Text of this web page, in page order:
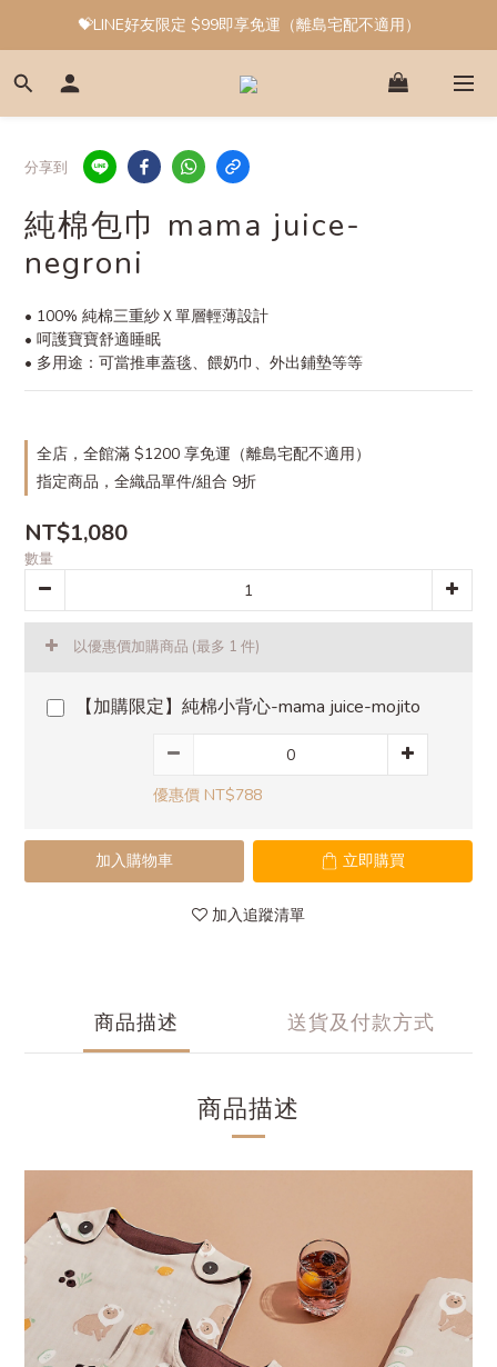
💝LINE好友限定 $99即享免運（離島宅配不適用）
分享到
純棉包巾 mama juice-
negroni
• 100% 純棉三重紗Ｘ單層輕薄設計
• 呵護寶寶舒適睡眠
• 多用途：可當推車蓋毯、餵奶巾、外出鋪墊等等
全店，全館滿 $1200 享免運（離島宅配不適用）
指定商品，全織品單件/組合 9折
NT$1,080
數量
以優惠價加購商品 (最多 1 件)
【加購限定】純棉小背心-mama juice-mojito
優惠價 NT$788
加入購物車 立即購買
加入追蹤清單
商品描述 送貨及付款方式
商品描述